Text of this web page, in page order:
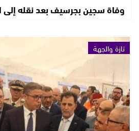
وفاة سجين بجرسيف بعد نقله
تازة والجهة